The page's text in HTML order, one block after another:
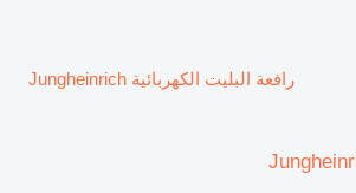
رافعة البليت الكهربائية Jungheinrich